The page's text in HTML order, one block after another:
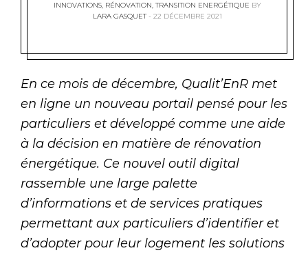
INNOVATIONS, RÉNOVATION,TRANSITION ENERGÉTIQUE BY
LARA GASQUET
22 DÉCEMBRE 2021
En ce mois de décembre, Qualit’EnR met
en ligne un nouveau portail pensé pour les
particuliers et développé comme une aide
à la décision en matière de rénovation
énergétique. Ce nouvel outil digital
rassemble une large palette
d’informations et de services pratiques
permettant aux particuliers d’identifier et
d’adopter pour leur logement les solutions